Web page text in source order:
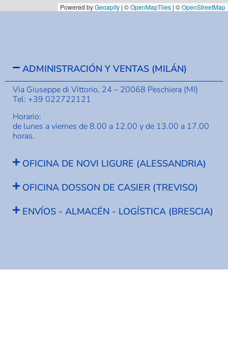
Powered byGeoapify | ©OpenMapTiles | ©OpenStreetMap
ADMINISTRACIÓN Y VENTAS (MILÁN)
Via Giuseppe di Vittorio, 24 – 20068 Peschiera (MI)
Tel: +39 022722121
Horario:
de lunes a viernes de 8.00 a 12.00 y de 13.00 a 17.00
horas.
OFICINA DE NOVI LIGURE (ALESSANDRIA)
OFICINA DOSSON DE CASIER (TREVISO)
ENVÍOS - ALMACÉN - LOGÍSTICA (BRESCIA)